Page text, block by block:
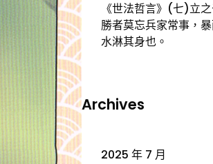
《世法哲言》(七)立
勝者莫忘兵家常事，
水淋其身也。
Archives
2025 年 7 月